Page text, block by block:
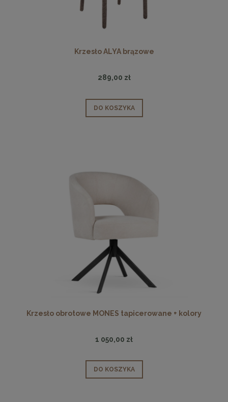
Krzesło ALYA brązowe
289,00 zł
DO KOSZYKA
Krzesło obrotowe MONES tapicerowane + kolory
1 050,00 zł
DO KOSZYKA